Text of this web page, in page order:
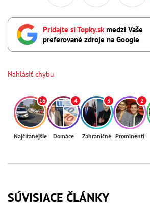
Pridajte si Topky.sk medzi Vaše
preferované zdroje na Google
Nahlásiť chybu
16
Najčítanejšie
4
Domáce
3
Zahraničné
2
Prominenti
SÚVISIACE ČLÁNKY